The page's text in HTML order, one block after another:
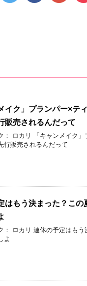
イク」プランパー×
販売されるんだって
： ロカリ 「キャンメイク
行販売されるんだって
はもう決まった？こ
： ロカリ 連休の予定はもう
よ